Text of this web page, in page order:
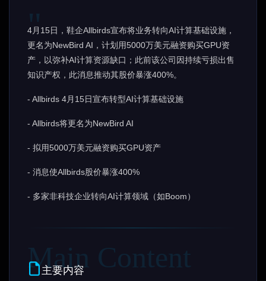
4月15日，鞋企Allbirds宣布将业务转向AI计算基础设施，
更名为NewBird AI，计划用5000万美元融资购买GPU资
产，以弥补AI计算资源缺口；此前该公司因持续亏损出售
知识产权，此消息推动其股价暴涨400%。
- Allbirds 4月15日宣布转型AI计算基础设施
- Allbirds将更名为NewBird AI
- 拟用5000万美元融资购买GPU资产
- 消息使Allbirds股价暴涨400%
- 多家非科技企业转向AI计算领域（如Boom）
主要内容